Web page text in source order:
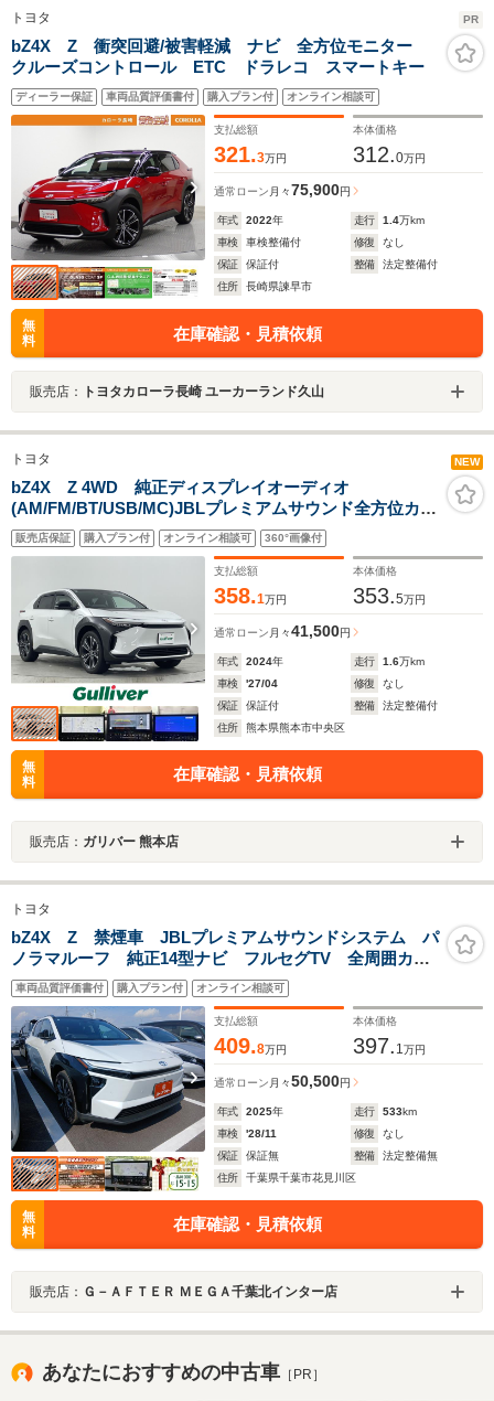
トヨタ PR
bZ4X Z 衝突回避/被害軽減 ナビ 全方位モニター
クルーズコントロール ETC ドラレコ スマートキー
ディーラー保証 車両品質評価書付 購入プラン付 オンライン相談可
支払総額
321.3万円
本体価格
312.0万円
通常ローン 月々75,900円
年式 2022年 走行 1.4万km
車検
車検整備付 修復
なし
保証
保証付 整備
法定整備付
住所
長崎県諫早市
無
料
在庫確認・見積依頼
販売店： トヨタカローラ長崎 ユーカーランド久山
トヨタ NEW
bZ4X Z 4WD 純正ディスプレイオーディオ
(AM/FM/BT/USB/MC)JBLプレミアムサウンド全方位カメ
ラフルセグTV4WDステアリングリモコンステアリングヒ
ーターエアシート(前席)シートヒーター(前席)
販売店保証 購入プラン付 オンライン相談可 360°画像付
支払総額
358.1万円
本体価格
353.5万円
通常ローン 月々41,500円
年式 2024年 走行 1.6万km
車検
'27/04 修復
なし
保証
保証付 整備
法定整備付
住所
熊本県熊本市中央区
無
料
在庫確認・見積依頼
販売店： ガリバー 熊本店
トヨタ
bZ4X Z 禁煙車 JBLプレミアムサウンドシステム パ
ノラマルーフ 純正14型ナビ フルセグTV 全周囲カメ
ラ レーダークルーズコントロール 黒革シート パワ
ーシート シートヒーター 電動リアゲート
車両品質評価書付 購入プラン付 オンライン相談可
支払総額
409.8万円
本体価格
397. 1万円
通常ローン 月々50,500円
年式 2025年 走行 533km
車検
'28/11 修復
なし
保証
保証無 整備
法定整備無
住所
千葉県千葉市花見川区
無
料
在庫確認・見積依頼
販売店： Ｇ－ＡＦＴＥＲ ＭＥＧＡ千葉北インター店
あなたにおすすめの中古車 ［PR］